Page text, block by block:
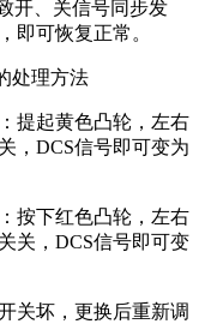
开、关信号同步发
即可恢复正常。
处理方法
提起黄色凸轮，左右
，DCS信号即可变为
按下红色凸轮，左右
关，DCS信号即可变
关坏，更换后重新调